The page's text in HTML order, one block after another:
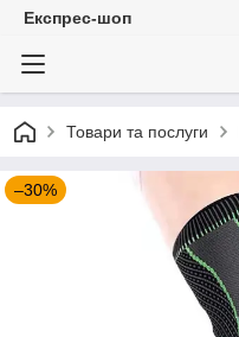
Експрес-шоп
Товари та послуги
–30%